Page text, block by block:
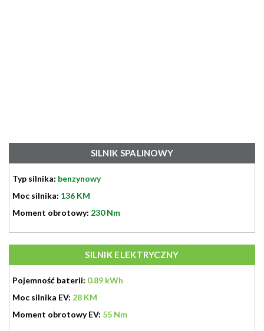
SILNIK SPALINOWY
Typ silnika: benzynowy
Moc silnika: 136 KM
Moment obrotowy: 230 Nm
SILNIK ELEKTRYCZNY
Pojemność baterii: 0.89 kWh
Moc silnika EV: 28 KM
Moment obrotowy EV: 55 Nm